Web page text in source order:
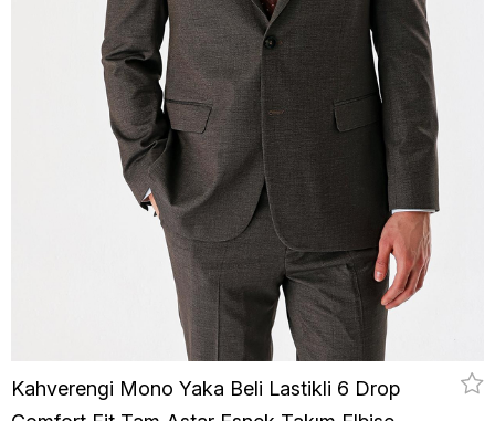
Kahverengi Mono Yaka Beli Lastikli 6 Drop